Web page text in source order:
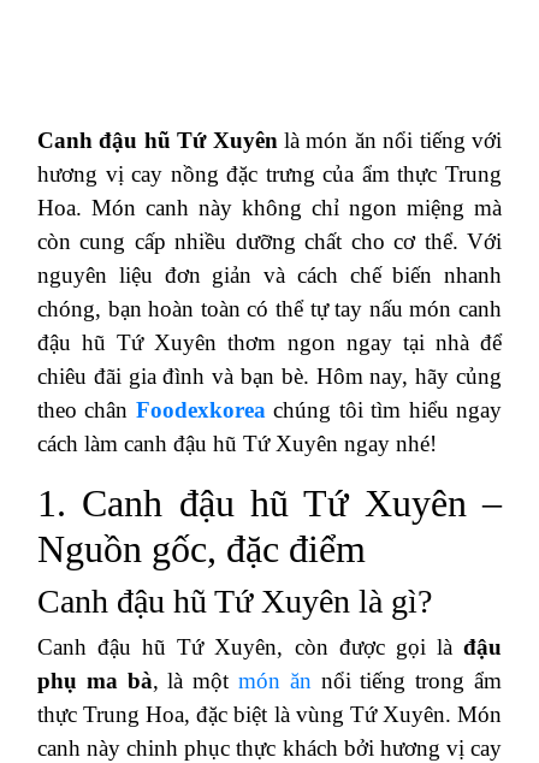
Canh đậu hũ Tứ Xuyên là món ăn nổi tiếng với
hương vị cay nồng đặc trưng của ẩm thực Trung
Hoa. Món canh này không chỉ ngon miệng mà
còn cung cấp nhiều dưỡng chất cho cơ thể. Với
nguyên liệu đơn giản và cách chế biến nhanh
chóng, bạn hoàn toàn có thể tự tay nấu món canh
đậu hũ Tứ Xuyên thơm ngon ngay tại nhà để
chiêu đãi gia đình và bạn bè. Hôm nay, hãy củng
theo chân Foodexkorea chúng tôi tìm hiểu ngay
cách làm canh đậu hũ Tứ Xuyên ngay nhé!
1. Canh đậu hũ Tứ Xuyên –
Nguồn gốc, đặc điểm
Canh đậu hũ Tứ Xuyên là gì?
Canh đậu hũ Tứ Xuyên, còn được gọi là đậu
phụ ma bà, là một món ăn nổi tiếng trong ẩm
thực Trung Hoa, đặc biệt là vùng Tứ Xuyên. Món
canh này chinh phục thực khách bởi hương vị cay